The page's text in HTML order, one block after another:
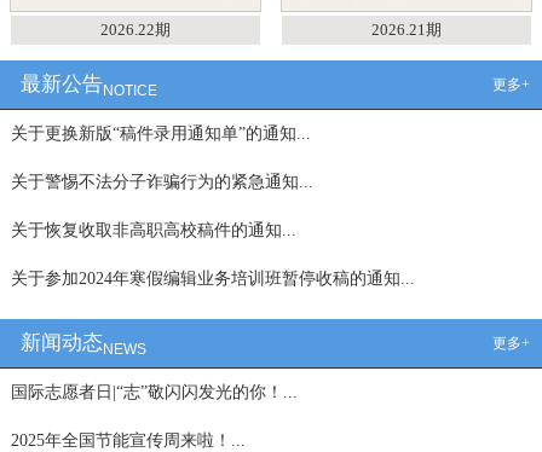
2026.22期 2026.21期
最新公告NOTICE 更多+
关于更换新版“稿件录用通知单”的通知...
关于警惕不法分子诈骗行为的紧急通知...
关于恢复收取非高职高校稿件的通知...
关于参加2024年寒假编辑业务培训班暂停收稿的通知...
新闻动态NEWS 更多+
国际志愿者日|“志”敬闪闪发光的你！...
2025年全国节能宣传周来啦！...